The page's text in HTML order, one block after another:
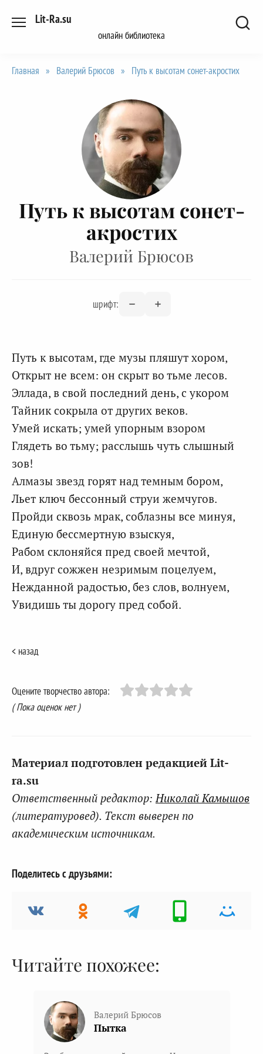
Lit-Ra.su
онлайн библиотека
Главная » Валерий Брюсов » Путь к высотам сонет-акростих
Путь к высотам сонет-
акростих
Валерий Брюсов
шрифт:
Путь к высотам, где музы пляшут хором,
Открыт не всем: он скрыт во тьме лесов.
Эллада, в свой последний день, с укором
Тайник сокрыла от других веков.
Умей искать; умей упорным взором
Глядеть во тьму; расслышь чуть слышный
зов!
Алмазы звезд горят над темным бором,
Льет ключ бессонный струи жемчугов.
Пройди сквозь мрак, соблазны все минуя,
Единую бессмертную взыскуя,
Рабом склоняйся пред своей мечтой,
И, вдруг сожжен незримым поцелуем,
Нежданной радостью, без слов, волнуем,
Увидишь ты дорогу пред собой.
< назад
Оцените творчество автора:
( Пока оценок нет )
Материал подготовлен редакцией Lit-
ra.su
Ответственный редактор: Николай Камышов
(литературовед). Текст выверен по
академическим источникам.
Поделитесь с друзьями:
Читайте похожее:
Валерий Брюсов
Пытка